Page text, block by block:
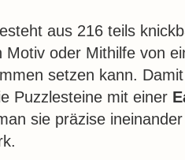
aus 216 teils
Motiv oder Mithilfe von
setzen kann.
Puzzlesteine mit einer
sie präzise